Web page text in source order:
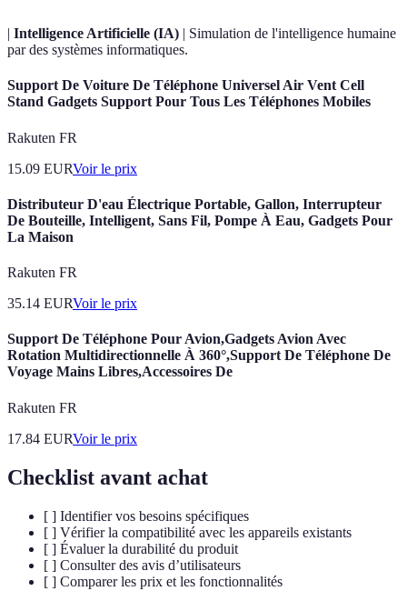
| Intelligence Artificielle (IA) | Simulation de l'intelligence humaine
par des systèmes informatiques.
Support De Voiture De Téléphone Universel Air Vent Cell
Stand Gadgets Support Pour Tous Les Téléphones Mobiles
Rakuten FR
15.09 EURVoir le prix
Distributeur D'eau Électrique Portable, Gallon, Interrupteur
De Bouteille, Intelligent, Sans Fil, Pompe À Eau, Gadgets Pour
La Maison
Rakuten FR
35.14 EURVoir le prix
Support De Téléphone Pour Avion,Gadgets Avion Avec
Rotation Multidirectionnelle À 360°,Support De Téléphone De
Voyage Mains Libres,Accessoires De
Rakuten FR
17.84 EURVoir le prix
Checklist avant achat
[ ] Identifier vos besoins spécifiques
[ ] Vérifier la compatibilité avec les appareils existants
[ ] Évaluer la durabilité du produit
[ ] Consulter des avis d’utilisateurs
[ ] Comparer les prix et les fonctionnalités